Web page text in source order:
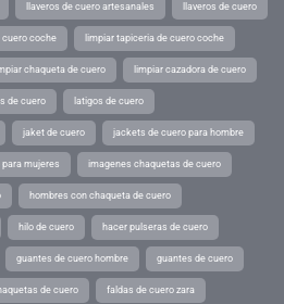
llaveros de cuero artesanales llaveros de cuero
cuero coche limpiar tapiceria de cuero coche
chaqueta de cuero limpiar cazadora de cuero
de cuero latigos de cuero
jaket de cuero jackets de cuero para hombre
mujeres imagenes chaquetas de cuero
hombres con chaqueta de cuero
hilo de cuero hacer pulseras de cuero
guantes de cuero hombre guantes de cuero
de cuero faldas de cuero zara